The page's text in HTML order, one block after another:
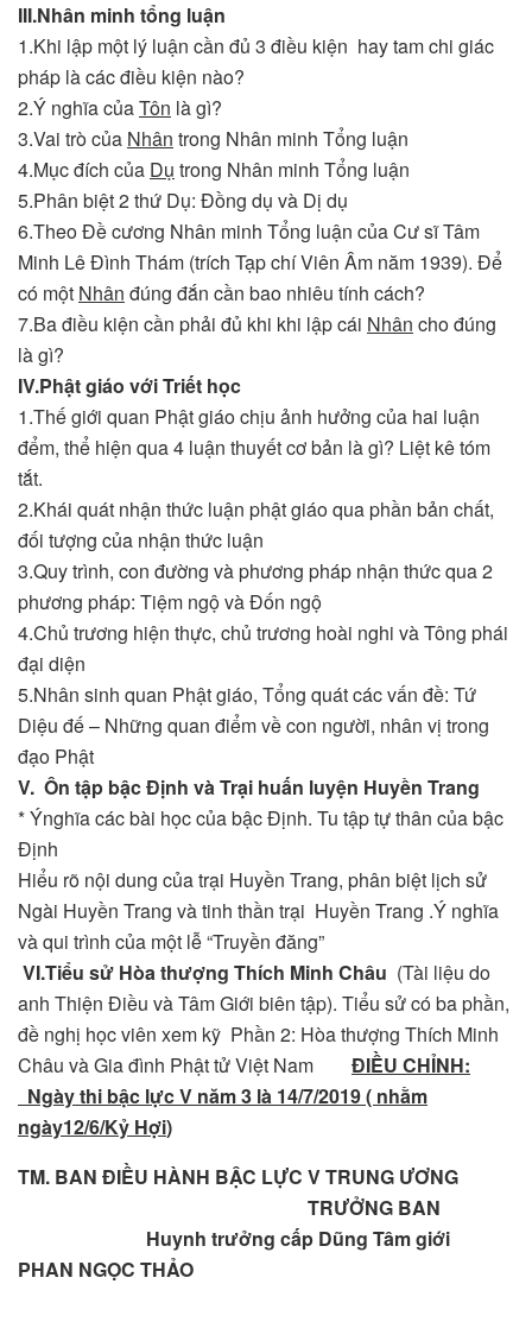
III.Nhân minh tổng luận
1.Khi lập một lý luận cần đủ 3 điều kiện hay tam chi giác
pháp là các điều kiện nào?
2.Ý nghĩa củaTôn là gì?
3.Vai trò của Nhân trong Nhân minh Tổng luận
4.Mục đích của Dụ trong Nhân minh Tổng luận
5.Phân biệt 2 thứ Dụ: Đồng dụ và Dị dụ
6.Theo Đề cương Nhân minh Tổng luận của Cư sĩ Tâm
Minh Lê Đình Thám (trích Tạp chí Viên Âm năm 1939). Để
có một Nhân đúng đắn cần bao nhiêu tính cách?
7.Ba điều kiện cần phải đủ khi khi lập cái Nhân cho đúng
là gì?
IV.Phật giáo với Triết học
1.Thế giới quan Phật giáo chịu ảnh hưởng của hai luận
đểm, thể hiện qua 4 luận thuyết cơ bản là gì? Liệt kê tóm
tắt.
2.Khái quát nhận thức luận phật giáo qua phần bản chất,
đối tượng của nhận thức luận
3.Quy trình, con đường và phương pháp nhận thức qua 2
phương pháp: Tiệm ngộ và Đốn ngộ
4.Chủ trương hiện thực, chủ trương hoài nghi và Tông phái
đại diện
5.Nhân sinh quan Phật giáo, Tổng quát các vấn đề: Tứ
Diệu đế – Những quan điểm về con người, nhân vị trong
đạo Phật
V. Ôn tập bậc Định và Trại huấn luyện Huyền Trang
* Ýnghĩa các bài học của bậc Định. Tu tập tự thân của bậc
Định
Hiểu rõ nội dung của trại Huyền Trang, phân biệt lịch sử
Ngài Huyền Trang và tinh thần trại Huyền Trang .Ý nghĩa
và qui trình của một lễ “Truyền đăng”
VI.Tiểu sử Hòa thượng Thích Minh Châu (Tài liệu do
anh Thiện Điều và Tâm Giới biên tập). Tiểu sử có ba phần,
đề nghị học viên xem kỹ Phần 2: Hòa thượng Thích Minh
Châu và Gia đình Phật tử Việt Nam
ĐIỀU CHỈNH:
Ngày thi bậc lực V năm 3 là 14/7/2019 ( nhằm
ngày12/6/Kỷ Hợi)
TM. BAN ĐIỀU HÀNH BẬC LỰC V TRUNG ƯƠNG
TRƯỞNG BAN
Huynh trưởng cấp Dũng Tâm giới
PHAN NGỌC THẢO